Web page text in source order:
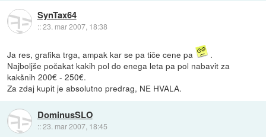
SynTax64
::23. mar 2007, 18:38
Ja res, grafika trga, ampak kar se pa tiče cene pa
.
Najboljše počakat kakih pol do enega leta pa pol nabavit za
kakšnih 200€ - 250€.
Za zdaj kupit je absolutno predrag, NE HVALA.
DominusSLO
::23. mar 2007, 18:45